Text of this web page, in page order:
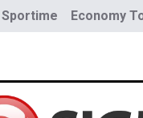
Sportime Economy